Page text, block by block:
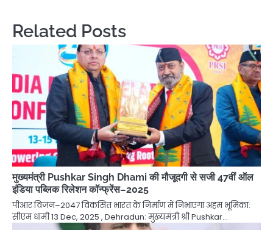
Related Posts
मुख्यमंत्री Pushkar Singh Dhami की मौजूदगी से सजी 47वीं ऑल
इंडिया पब्लिक रिलेशन कॉन्फ्रेंस–2025
पीआर विजन–2047 विकसित भारत के निर्माण में निभाएगा अहम भूमिका:
सीएम धामी 13 Dec, 2025 , Dehradun: मुख्यमंत्री श्री Pushkar…